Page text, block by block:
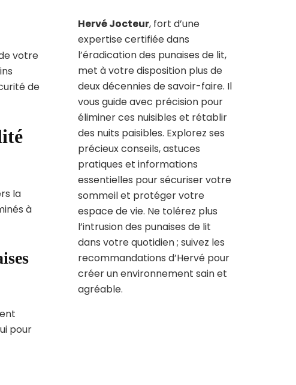
votre
de
la
à
pour
Hervé Jocteur, fort d’une
expertise certifiée dans
l’éradication des punaises de lit,
met à votre disposition plus de
deux décennies de savoir-faire. Il
vous guide avec précision pour
éliminer ces nuisibles et rétablir
des nuits paisibles. Explorez ses
précieux conseils, astuces
pratiques et informations
essentielles pour sécuriser votre
sommeil et protéger votre
espace de vie. Ne tolérez plus
l’intrusion des punaises de lit
dans votre quotidien ; suivez les
recommandations d’Hervé pour
créer un environnement sain et
agréable.